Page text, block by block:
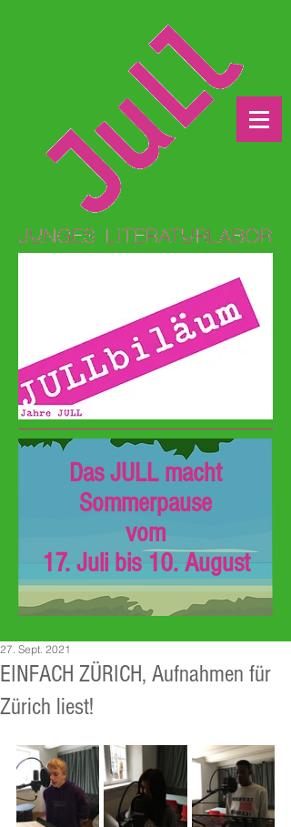
Das JULL macht
Sommerpause
vom
17. Juli bis 10. August
EINFACH ZÜRICH, Aufnahmen für
Zürich liest!
27. Sept. 2021